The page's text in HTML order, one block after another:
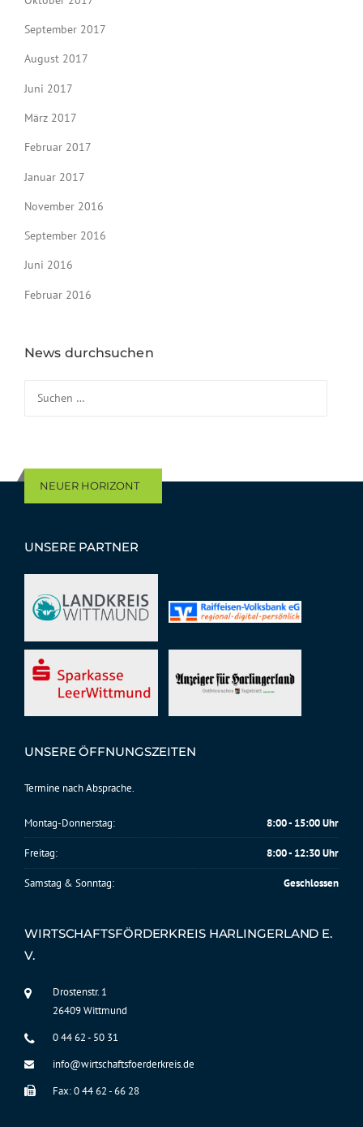
September 2017
August 2017
Juni 2017
März 2017
Februar 2017
Januar 2017
November 2016
September 2016
Juni 2016
Februar 2016
News durchsuchen
NEUER HORIZONT
UNSERE PARTNER
UNSERE ÖFFNUNGSZEITEN
Termine nach Absprache.
Montag-Donnerstag: 8:00 - 15:00 Uhr
Freitag: 8:00 - 12:30 Uhr
Samstag & Sonntag: Geschlossen
WIRTSCHAFTSFÖRDERKREIS HARLINGERLAND E.
V.
Drostenstr. 1
26409 Wittmund
0 44 62 - 50 31
info@wirtschaftsfoerderkreis.de
Fax: 0 44 62 - 66 28